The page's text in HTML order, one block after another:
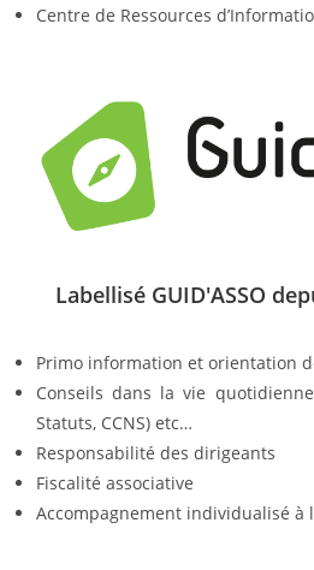
Centre de Ressources
Labellisé GUID'ASSO
Primo information et orientation
Conseils dans la vie
Statuts, CCNS) etc…
Responsabilité des dirigeants
Fiscalité associative
Accompagnement individualisé à